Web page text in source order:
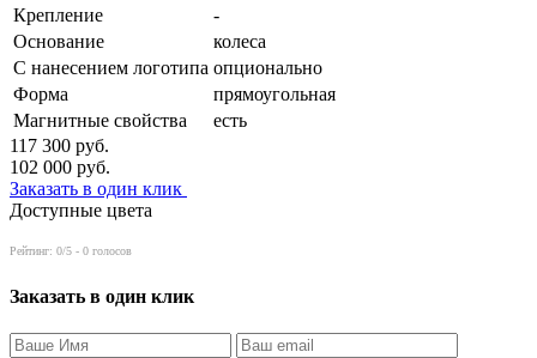
Крепление
-
Основание
колеса
С нанесением логотипа опционально
Форма
прямоугольная
Магнитные свойства
есть
117 300 руб.
102 000 руб.
Заказать в один клик
Доступные цвета
Рейтинг: 0/5 - 0 голосов
Заказать в один клик